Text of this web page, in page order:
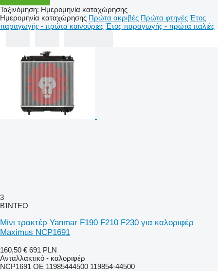
Ταξινόμηση: Ημερομηνία καταχώρησης
Ημερομηνία καταχώρησης Πρώτα ακριβές Πρώτα φτηνές Έτος
παραγωγής - πρώτα καινούριες Έτος παραγωγής - πρώτα παλιές
3
ΒΊΝΤΕΟ
Μίνι τρακτέρ Yanmar F190 F210 F230 για καλοριφέρ
Maximus NCP1691
160,50 € 691 PLN
Ανταλλακτικό - καλοριφέρ
NCP1691 OE 11985444500 119854-44500